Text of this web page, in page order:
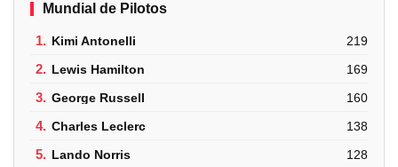
Mundial de Pilotos
1. Kimi Antonelli 219
2. Lewis Hamilton 169
3. George Russell 160
4. Charles Leclerc 138
5. Lando Norris 128